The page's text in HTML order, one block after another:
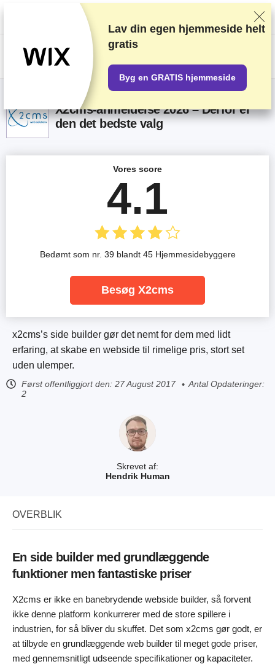
Vi rangerer forhandlere baseret på strenge tests og research, tager også
højde for din feedback og vores kommercielle aftaler med udbydere.
Denne side indeholder affiliate links.Marketings Offentliggørelse
X2cms-anmeldelse 2026 – Derfor er
den det bedste valg
Skrevet af:
Hendrik Human
x2cms’s side builder gør det nemt for dem med lidt
erfaring, at skabe en webside til rimelige pris, stort set
uden ulemper.
Først offentliggjort den: 27 August 2017
Antal Opdateringer:
2
Vores score
4.1
Bedømt som nr. 39 blandt 45 Hjemmesidebyggere
Besøg X2cms
OVERBLIK
En side builder med grundlæggende
funktioner men fantastiske priser
X2cms er ikke en banebrydende webside builder, så forvent
ikke denne platform konkurrerer med de store spillere i
industrien, for så bliver du skuffet. Det som x2cms gør godt, er
at tilbyde en grundlæggende web builder til meget gode priser,
med gennemsnitligt udseende specifikationer og kapaciteter.
Lav din egen hjemmeside helt
gratis
Byg en GRATIS hjemmeside